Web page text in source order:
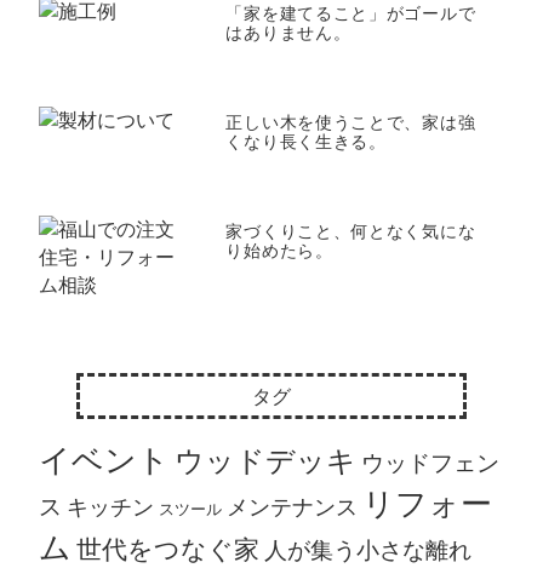
「家を建てること」がゴールで
はありません。
正しい木を使うことで、家は強
くなり長く生きる。
家づくりこと、何となく気にな
り始めたら。
タグ
イベント ウッドデッキ ウッドフェン
ス キッチン スツール メンテナンス リフォー
ム 世代をつなぐ家 人が集う小さな離れ